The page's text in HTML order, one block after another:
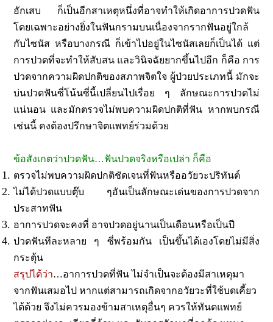
อักเสบ ก็เป็นอีกสาเหตุหนึ่งที่อาจทำให้เกิดอาการปวดฟัน
โดยเฉพาะอย่างยิ่งในฟันกรามบนเนื่องจากรากฟันอยู่ใกล้
กับไซนัส หรือบางกรณี ก็เข้าไปอยู่ในไซนัสเลยก็เป็นได้ แต่
การปวดที่จะทำให้สับสน และวินิจฉัยยากขึ้นไปอีก ก็คือ การ
ปวดจากความผิดปกติของสภาพจิตใจ ผู้ป่วยประเภทนี้ มักจะ
บ่นปวดฟันซี่โน้นซี่นี้เปลี่ยนไปเรื่อย ๆ ลักษณะการปวดไม่
แน่นอน และมักตรวจไม่พบความผิดปกติที่ฟัน หากพบกรณี
เช่นนี้ คงต้องปรึกษาจิตแพทย์ร่วมด้วย
ข้อสังเกตว่าปวดฟัน…ฟันปวดจริงหรือเปล่า ก็คือ
ตรวจไม่พบความผิดปกติชัดเจนที่ฟันหรืออวัยวะปริทันต์
ไม่ได้ปวดแบบตุ๊บ ๆอันเป็นลักษณะเด่นของการปวดจาก
ประสาทฟัน
อาการปวดจะคงที่ อาจปวดอยู่นานเป็นเดือนหรือเป็นปี
ปวดฟันทีละหลาย ๆ ซี่พร้อมกัน เป็นขึ้นได้เองโดยไม่มีสิ่ง
กระตุ้น
สรุปได้ว่า…อาการปวดที่ฟัน ไม่จำเป็นจะต้องมีสาเหตุมา
จากฟันเสมอไป หากแต่สามารถเกิดจากอวัยวะที่ใช้บดเคี้ยว
ได้ด้วย จึงไม่ควรมองข้ามสาเหตุอื่นๆ ควรให้ทันตแพทย์